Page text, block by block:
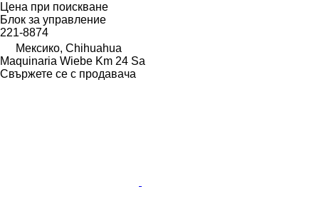
Цена при поискване
Блок за управление
221-8874
Мексико, Chihuahua
Maquinaria Wiebe Km 24 Sa
Свържете се с продавача